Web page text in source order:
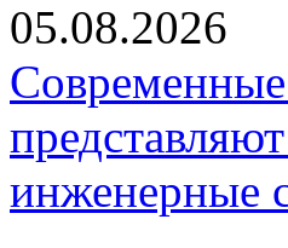
05.08.2026
инженерные